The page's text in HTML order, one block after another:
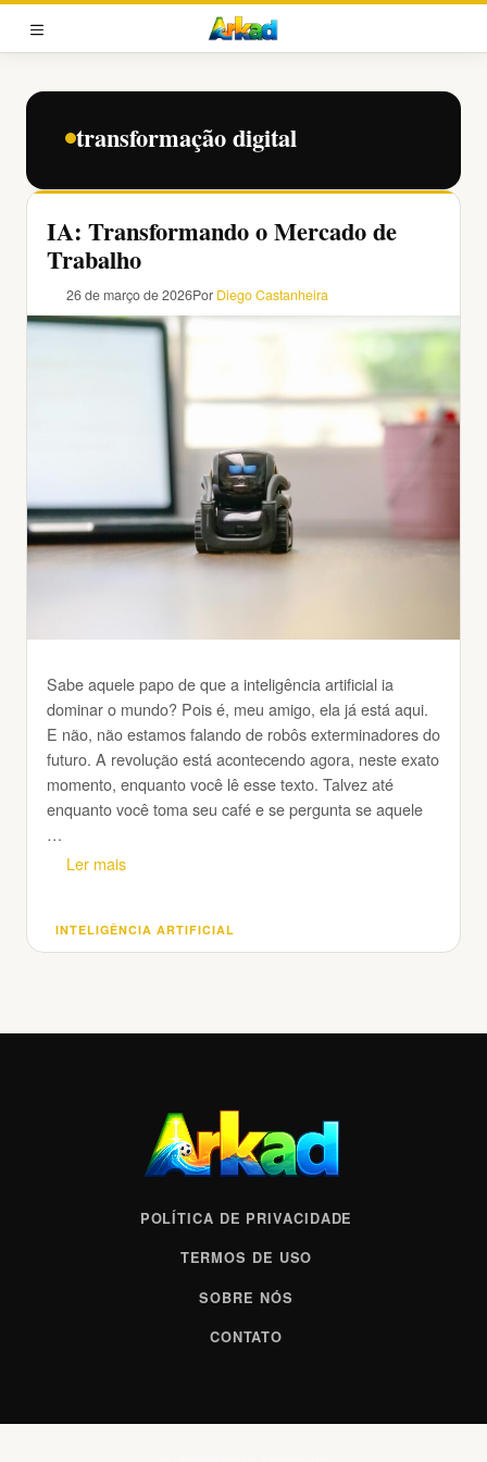
Pular
para
conteúdo
MENU
transformação digital
IA: Transformando o Mercado de
Trabalho
26 de março de 2026Por Diego Castanheira
Sabe aquele papo de que a inteligência artificial ia
dominar o mundo? Pois é, meu amigo, ela já está aqui.
E não, não estamos falando de robôs exterminadores do
futuro. A revolução está acontecendo agora, neste exato
momento, enquanto você lê esse texto. Talvez até
enquanto você toma seu café e se pergunta se aquele
…
Ler mais
Categorias
INTELIGÊNCIA ARTIFICIAL
POLÍTICA DE PRIVACIDADE
TERMOS DE USO
SOBRE NÓS
CONTATO